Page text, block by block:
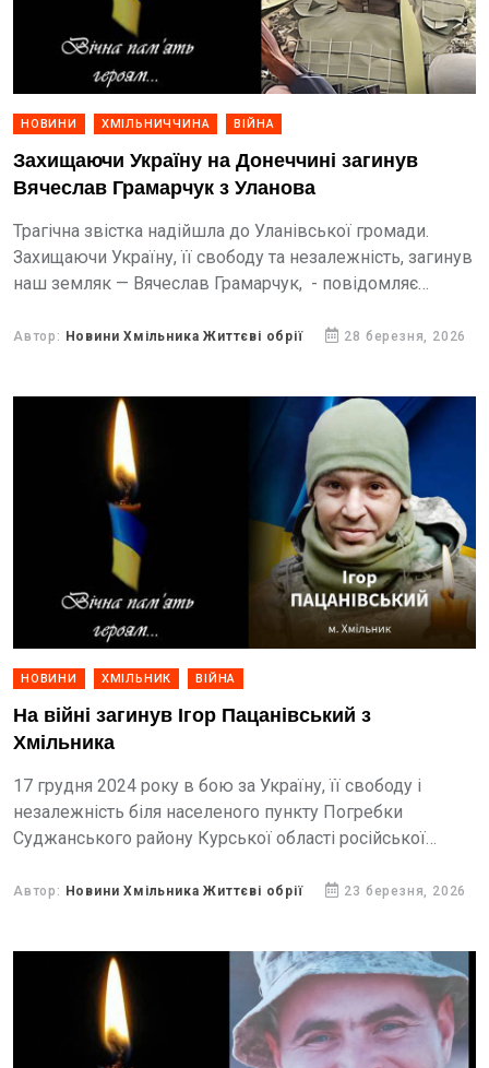
НОВИНИ ХМІЛЬНИЧЧИНА ВІЙНА
Захищаючи Україну на Донеччині загинув
Вячеслав Грамарчук з Уланова
Трагічна звістка надійшла до Уланівської громади.
Захищаючи Україну, її свободу та незалежність, загинув
наш земляк — Вячеслав Грамарчук, - повідомляє
Автор: Новини Хмільника Життєві обрії 28 березня, 2026
НОВИНИ ХМІЛЬНИК ВІЙНА
На війні загинув Ігор Пацанівський з
Хмільника
17 грудня 2024 року в бою за Україну, її свободу і
незалежність біля населеного пункту Погребки
Суджанського району Курської області російської
Пацанівський.
Автор: Новини Хмільника Життєві обрії 23 березня, 2026